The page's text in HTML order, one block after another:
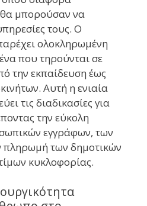
θα μπορούσαν να
τους. Ο
ολοκληρωμένη
που τηρούνται σε
την εκπαίδευση έως
Αυτή η ενιαία
τις διαδικασίες για
την εύκολη
εγγράφων, των
πληρωμή των δημοτικών
κυκλοφορίας.